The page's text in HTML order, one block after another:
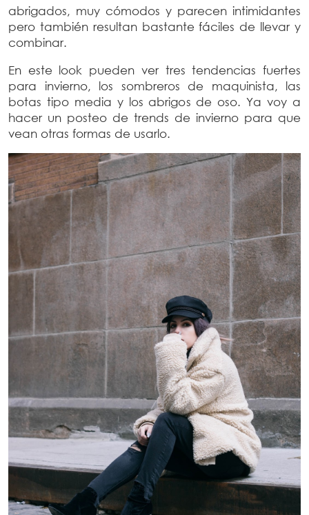
abrigados, muy cómodos y parecen intimidantes
pero también resultan bastante fáciles de llevar y
combinar.
En este look pueden ver tres tendencias fuertes
para invierno, los sombreros de maquinista, las
botas tipo media y los abrigos de oso. Ya voy a
hacer un posteo de trends de invierno para que
vean otras formas de usarlo.